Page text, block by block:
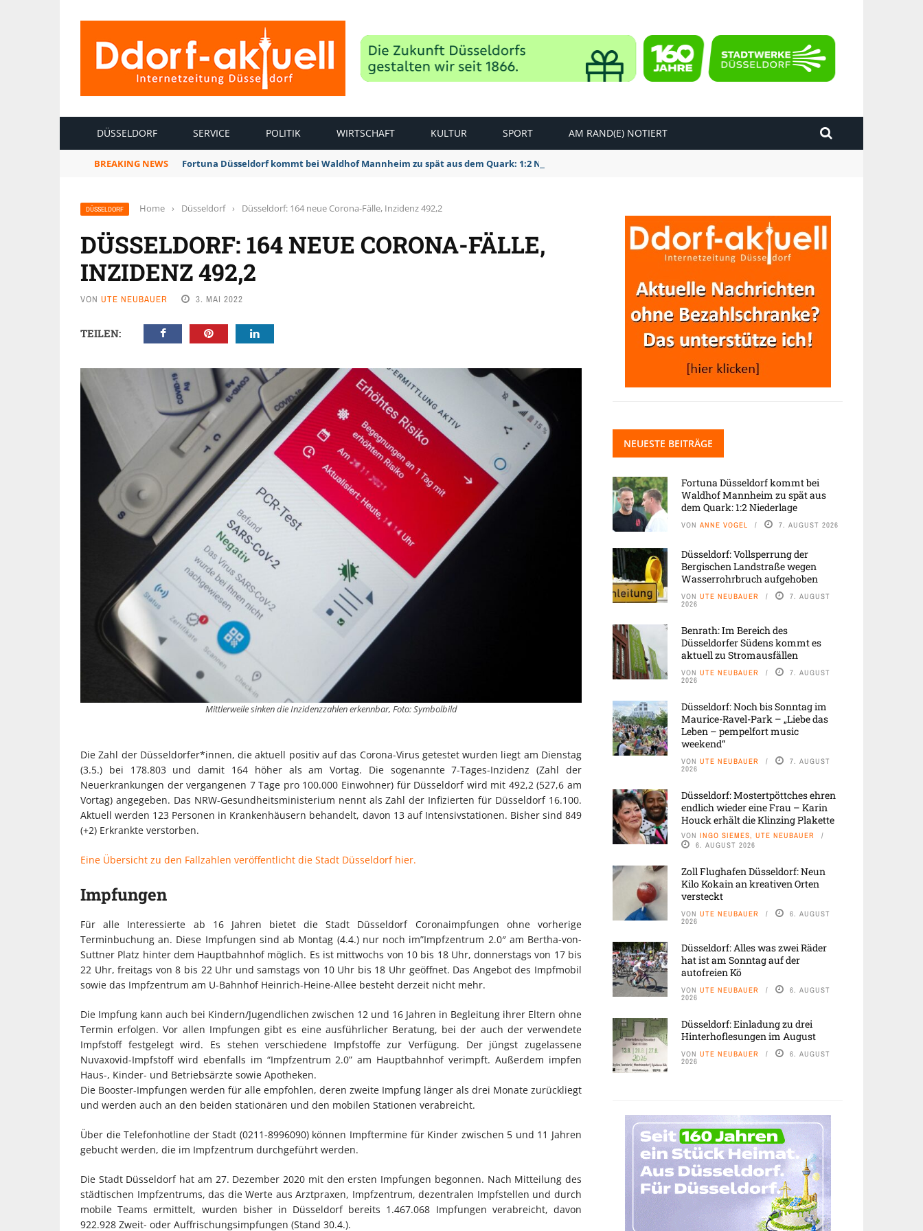
DÜSSELDORF SERVICE POLITIK WIRTSCHAFT KULTUR SPORT AM RAND(E) NOTIERT
BREAKING NEWS Fortuna Düsseldorf kommt bei Waldhof Mannheim zu spät aus dem Quark: 1:2 Niederlage
DÜSSELDORF Home › Düsseldorf › Düsseldorf: 164 neue Corona-Fälle, Inzidenz 492,2
DÜSSELDORF: 164 NEUE CORONA-FÄLLE,
INZIDENZ 492,2
VON UTE NEUBAUER 3. MAI 2022
TEILEN:
Mittlerweile sinken die Inzidenzzahlen erkennbar, Foto: Symbolbild
Die Zahl der Düsseldorfer*innen, die aktuell positiv auf das Corona-Virus getestet wurden liegt am Dienstag
(3.5.) bei 178.803 und damit 164 höher als am Vortag. Die sogenannte 7-Tages-Inzidenz (Zahl der
Neuerkrankungen der vergangenen 7 Tage pro 100.000 Einwohner) für Düsseldorf wird mit 492,2 (527,6 am
Vortag) angegeben. Das NRW-Gesundheitsministerium nennt als Zahl der Infizierten für Düsseldorf 16.100.
Aktuell werden 123 Personen in Krankenhäusern behandelt, davon 13 auf Intensivstationen. Bisher sind 849
(+2) Erkrankte verstorben.
Eine Übersicht zu den Fallzahlen veröffentlicht die Stadt Düsseldorf hier.
Impfungen
Für alle Interessierte ab 16 Jahren bietet die Stadt Düsseldorf Coronaimpfungen ohne vorherige
Terminbuchung an. Diese Impfungen sind ab Montag (4.4.) nur noch im”Impfzentrum 2.0″ am Bertha-von-
Suttner Platz hinter dem Hauptbahnhof möglich. Es ist mittwochs von 10 bis 18 Uhr, donnerstags von 17 bis
22 Uhr, freitags von 8 bis 22 Uhr und samstags von 10 Uhr bis 18 Uhr geöffnet. Das Angebot des Impfmobil
sowie das Impfzentrum am U-Bahnhof Heinrich-Heine-Allee besteht derzeit nicht mehr.
Die Impfung kann auch bei Kindern/Jugendlichen zwischen 12 und 16 Jahren in Begleitung ihrer Eltern ohne
Termin erfolgen. Vor allen Impfungen gibt es eine ausführlicher Beratung, bei der auch der verwendete
Impfstoff festgelegt wird. Es stehen verschiedene Impfstoffe zur Verfügung. Der jüngst zugelassene
Nuvaxovid-Impfstoff wird ebenfalls im “Impfzentrum 2.0” am Hauptbahnhof verimpft. Außerdem impfen
Haus-, Kinder- und Betriebsärzte sowie Apotheken.
Die Booster-Impfungen werden für alle empfohlen, deren zweite Impfung länger als drei Monate zurückliegt
und werden auch an den beiden stationären und den mobilen Stationen verabreicht.
Über die Telefonhotline der Stadt (0211-8996090) können Impftermine für Kinder zwischen 5 und 11 Jahren
gebucht werden, die im Impfzentrum durchgeführt werden.
Die Stadt Düsseldorf hat am 27. Dezember 2020 mit den ersten Impfungen begonnen. Nach Mitteilung des
städtischen Impfzentrums, das die Werte aus Arztpraxen, Impfzentrum, dezentralen Impfstellen und durch
mobile Teams ermittelt, wurden bisher in Düsseldorf bereits 1.467.068 Impfungen verabreicht, davon
922.928 Zweit- oder Auffrischungsimpfungen (Stand 30.4.).
NEUESTE BEITRÄGE
Fortuna Düsseldorf kommt bei
Waldhof Mannheim zu spät aus
dem Quark: 1:2 Niederlage
VON ANNE VOGEL 7. AUGUST 2026
Düsseldorf: Vollsperrung der
Bergischen Landstraße wegen
Wasserrohrbruch aufgehoben
VON UTE NEUBAUER 7. AUGUST
2026
Benrath: Im Bereich des
Düsseldorfer Südens kommt es
aktuell zu Stromausfällen
VON UTE NEUBAUER 7. AUGUST
2026
Düsseldorf: Noch bis Sonntag im
Maurice-Ravel-Park – „Liebe das
Leben – pempelfort music
weekend“
VON UTE NEUBAUER 7. AUGUST
2026
Düsseldorf: Mostertpöttches ehren
endlich wieder eine Frau – Karin
Houck erhält die Klinzing Plakette
VON INGO SIEMES, UTE NEUBAUER
6. AUGUST 2026
Zoll Flughafen Düsseldorf: Neun
Kilo Kokain an kreativen Orten
versteckt
VON UTE NEUBAUER 6. AUGUST
2026
Düsseldorf: Alles was zwei Räder
hat ist am Sonntag auf der
autofreien Kö
VON UTE NEUBAUER 6. AUGUST
2026
Düsseldorf: Einladung zu drei
Hinterhoflesungen im August
VON UTE NEUBAUER 6. AUGUST
2026